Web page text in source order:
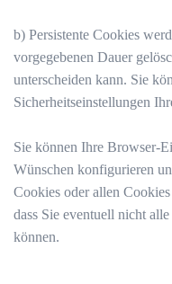
b) Persistente Cookies
vorgegebenen Dauer
unterscheiden kann. Sie
Sicherheitseinstellungen
Sie können Ihre Browser-
Wünschen konfigurieren
Cookies oder allen
dass Sie eventuell nicht
können.